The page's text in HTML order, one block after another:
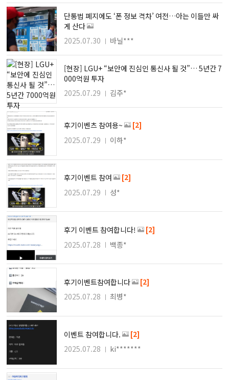
단통법 폐지에도 ‘폰 정보 격차’ 여전…아는 이들만 싸
게 산다
2025.07.30
바닐***
[현장] LGU+ “보안에 진심인 통신사 될 것”… 5년간 7
000억원 투자
2025.07.29
김주*
후기이벤츠 참여용~
[2]
2025.07.29
이하*
후기이벤트 참여
[2]
2025.07.29
성*
후기 이벤트 참여합니다!
[2]
2025.07.28
백종*
후기이벤트참여합니다
[2]
2025.07.28
최병*
이벤트 참여합니다.
[2]
2025.07.28
ki*******